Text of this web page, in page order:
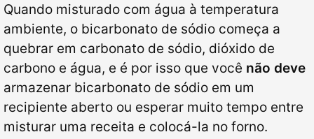
Quando misturado com água à temperatura
ambiente, o bicarbonato de sódio começa a
quebrar em carbonato de sódio, dióxido de
carbono e água, e é por isso que você não deve
armazenar bicarbonato de sódio em um
recipiente aberto ou esperar muito tempo entre
misturar uma receita e colocá-la no forno.